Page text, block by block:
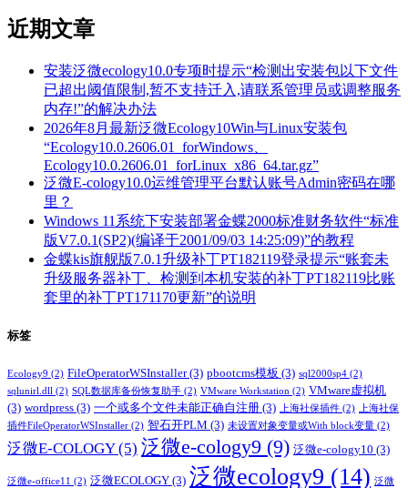
近期文章
安装泛微ecology10.0专项时提示“检测出安装包以下文件
已超出阈值限制,暂不支持迁入,请联系管理员或调整服务
内存!”的解决办法
2026年8月最新泛微Ecology10Win与Linux安装包
“Ecology10.0.2606.01_forWindows、
Ecology10.0.2606.01_forLinux_x86_64.tar.gz”
泛微E-cology10.0运维管理平台默认账号Admin密码在哪
里？
Windows 11系统下安装部署金蝶2000标准财务软件“标准
版V7.0.1(SP2)(编译于2001/09/03 14:25:09)”的教程
金蝶kis旗舰版7.0.1升级补丁PT182119登录提示“账套未
升级服务器补丁、检测到本机安装的补丁PT182119比账
套里的补丁PT171170更新”的说明
标签
Ecology9 (2) FileOperatorWSInstaller(3) pbootcms模板 (3) sql2000sp4 (2)
sqlunirl.dll (2) SQL数据库备份恢复助手 (2) VMware Workstation (2) VMware虚拟机
(3) wordpress (3) 一个或多个文件未能正确自注册 (3) 上海社保插件 (2)
上海社保
插件FileOperatorWSInstaller (2) 智石开PLM (3) 未设置对象变量或With block变量 (2)
泛微E-COLOGY(5) 泛微e-cology9 (9) 泛微e-cology10 (3)
泛微e-office11 (2) 泛微ECOLOGY (3) 泛微ecology9 (14) 泛微